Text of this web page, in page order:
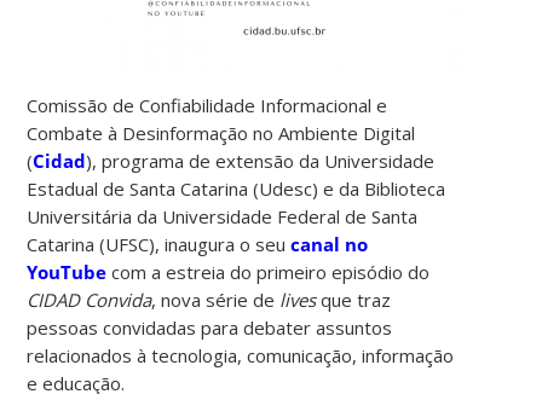
Comissão de Confiabilidade Informacional e
Combate à Desinformação no Ambiente Digital
(Cidad), programa de extensão da Universidade
Estadual de Santa Catarina (Udesc) e da Biblioteca
Universitária da Universidade Federal de Santa
Catarina (UFSC), inaugura o seucanal no
YouTube com a estreia do primeiro episódio do
CIDAD Convida, nova série de livesque traz
pessoas convidadas para debater assuntos
relacionados à tecnologia, comunicação, informação
e educação.